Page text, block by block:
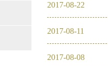
2017-08-22
2017-08-11
2017-08-08